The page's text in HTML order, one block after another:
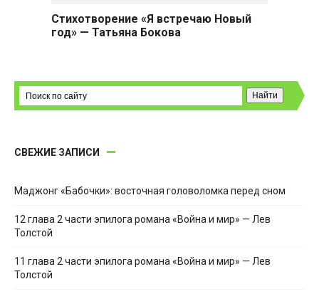
Стихотворение «Я встречаю Новый
год» — Татьяна Бокова
СВЕЖИЕ ЗАПИСИ
Маджонг «Бабочки»: восточная головоломка перед сном
12 глава 2 части эпилога романа «Война и мир» — Лев
Толстой
11 глава 2 части эпилога романа «Война и мир» — Лев
Толстой